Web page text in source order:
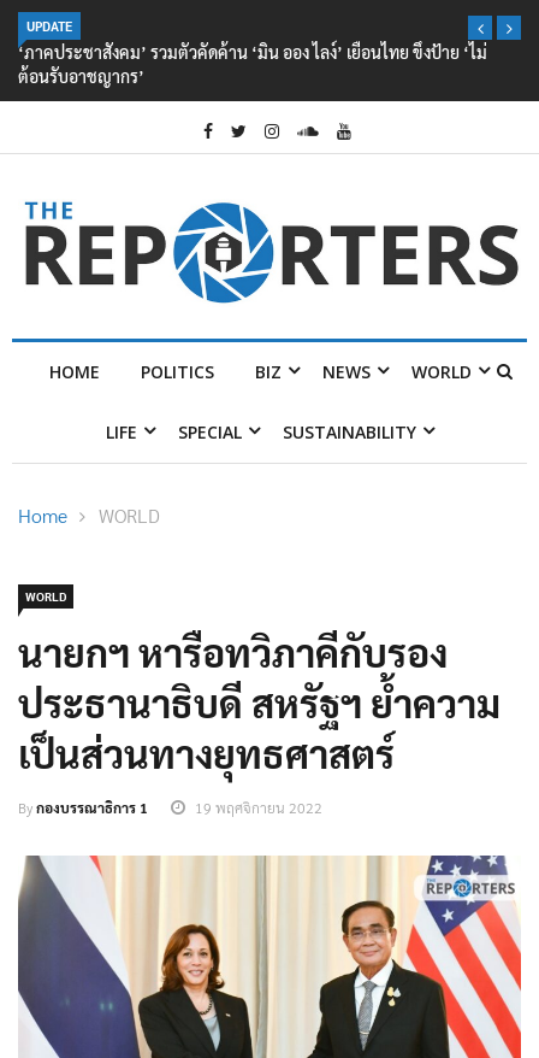
UPDATE
‘ภาคประชาสังคม’ รวมตัวคัดค้าน ‘มิน ออง ไลง์’ เยือนไทย ขึงป้าย ‘ไม่
ต้อนรับอาชญากร’
HOME POLITICS BIZ NEWS WORLD
LIFE SPECIAL SUSTAINABILITY
Home WORLD
WORLD
นายกฯ หารือทวิภาคีกับรอง
ประธานาธิบดี สหรัฐฯ ย้ำความ
เป็นส่วนทางยุทธศาสตร์
Byกองบรรณาธิการ 1 19 พฤศจิกายน 2022